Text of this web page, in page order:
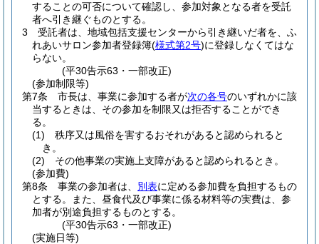
することの可否について確認し、参加対象となる者を受託
者へ引き継ぐものとする。
3
受託者は、地域包括支援センターから引き継いだ者を、ふ
れあいサロン参加者登録簿(様式第2号)に登録しなくてはな
らない。
(平30告示63・一部改正)
(参加制限等)
第7条
市長は、事業に参加する者が次の各号のいずれかに該
当するときは、その参加を制限又は拒否することができ
る。
(1)
秩序又は風俗を害するおそれがあると認められると
き。
(2)
その他事業の実施上支障があると認められるとき。
(参加費)
第8条
事業の参加者は、 別表に定める参加費を負担するもの
とする。
また、昼食代及び事業に係る材料等の実費は、参
加者が別途負担するものとする。
(平30告示63・一部改正)
(実施日等)